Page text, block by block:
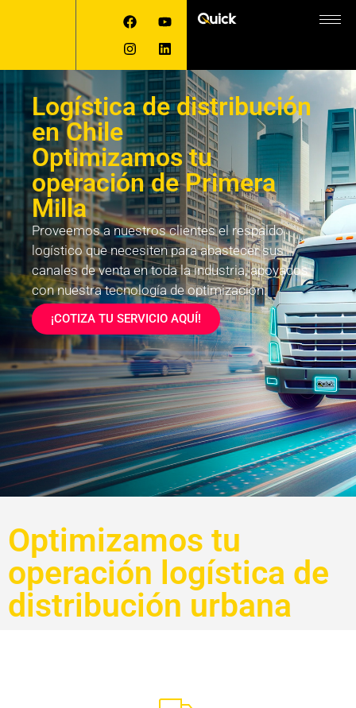
Logística de distribución
en Chile
Optimizamos tu
operación de Primera
Milla
Proveemos a nuestros clientes el respaldo
logístico que necesiten para abastecer sus
canales de venta en toda la industria, apoyados
con nuestra tecnología de optimización.
¡COTIZA TU SERVICIO AQUÍ!
Optimizamos tu
operación logística de
distribución urbana